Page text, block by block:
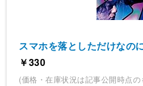
スマホを落としただけな
￥330
(価格・在庫状況は記事公開時点